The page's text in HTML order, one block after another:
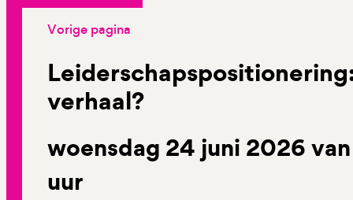
Vorige pagina
verhaal?
woensdag 24 juni 2026
uur